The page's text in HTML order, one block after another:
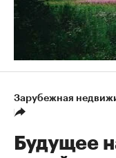
Зарубежная
Будущее